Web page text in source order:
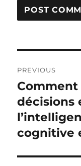
PREVIOUS
Previous
post:
Comment
décisions
cognitive